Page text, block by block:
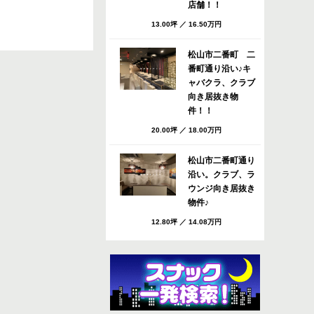
店舗！！
13.00坪 ／ 16.50万円
松山市二番町 二
番町通り沿い♪キ
ャバクラ、クラブ
向き居抜き物
件！！
20.00坪 ／ 18.00万円
松山市二番町通り
沿い。クラブ、ラ
ウンジ向き居抜き
物件♪
12.80坪 ／ 14.08万円
松山市 八坂通り
すぐのバー・スナ
ック向き居抜き店
舗！共益費・ごみ
処理費サービ